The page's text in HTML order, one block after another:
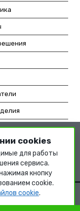
cookies
для работы
сервиса.
кнопку
cookie.
cookie.